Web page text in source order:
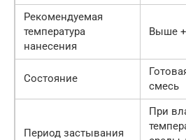
Рекомендуемая
температура
нанесения
Выше
Состояние
смесь
Период застывания
При